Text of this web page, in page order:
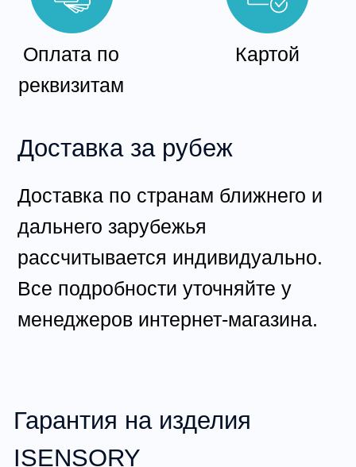
Гарантийным случай считается,
установки платформы со строгим
комплекте с платформой.
оборудование в том числе
текстиль, 3 месяца на
сохранность и целостность всех
оборудования по 8-10 занятий в
С соблюдением норм и правил
эксплуатации изделия, в том числе
норм по нагрузке и уходу за
изделием.